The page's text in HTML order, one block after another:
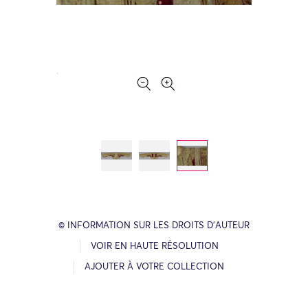
© INFORMATION SUR LES DROITS D’AUTEUR
VOIR EN HAUTE RÉSOLUTION
AJOUTER À VOTRE COLLECTION